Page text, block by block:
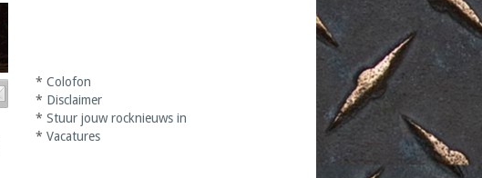
*Colofon
* Disclaimer
*Stuur jouw rocknieuws in
*Vacatures